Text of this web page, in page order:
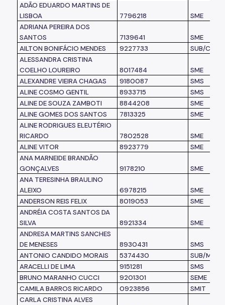
Solicitação de Turmas
Laboratório de Inovação - Lab11
Notícias
Colegiado das Escolas de Governo
ADÃO EDUARDO MARTINS DE
LISBOA
7796218
SME
ADRIANA PEREIRA DOS
SANTOS
7139641
SME
AILTON BONIFÁCIO MENDES
9227733
SUB/CL
ALESSANDRA CRISTINA
COELHO LOUREIRO
8017484
SME
ALEXANDRE VIEIRA CHAGAS
9180087
SMS
ALINE COSMO GENTIL
8933715
SMS
ALINE DE SOUZA ZAMBOTI
8844208
SME
ALINE GOMES DOS SANTOS
7813325
SME
ALINE RODRIGUES ELEUTÉRIO
RICARDO
7802528
SME
ALINE VITOR
8923779
SME
ANA MARNEIDE BRANDÃO
GONÇALVES
9178210
SME
ANA TERESINHA BRAULINO
ALEIXO
6978215
SME
ANDERSON REIS FELIX
8019053
SME
ANDRÉIA COSTA SANTOS DA
SILVA
8921334
SME
ANDRESA MARTINS SANCHES
DE MENESES
8930431
SMS
ANTONIO CANDIDO MORAIS
5374430
SUB/MO
ARACELLI DE LIMA
9151281
SMS
BRUNO MARANHO CUCCI
9201301
SEME
CAMILA BARROS RICARDO
0923856
SMIT
CARLA CRISTINA ALVES